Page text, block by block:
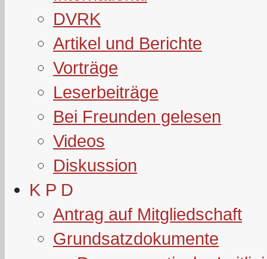
DVRK
Artikel und Berichte
Vorträge
Leserbeiträge
Bei Freunden gelesen
Videos
Diskussion
K P D
Antrag auf Mitgliedschaft
Grundsatzdokumente